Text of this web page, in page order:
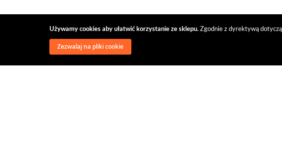
Używamy cookies aby ułatwić korzystanie ze sklepu. Zgodnie z dyrektywą
Zezwalaj na pliki cookie